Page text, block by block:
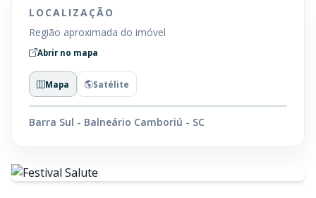
LOCALIZAÇÃO
Região aproximada do imóvel
Abrir no mapa
Mapa Satélite
Barra Sul - Balneário Camboriú - SC